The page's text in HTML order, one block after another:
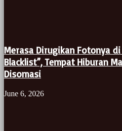
Merasa Dirugikan Fotonya di
Blacklist”, Tempat Hiburan
Disomasi
June 6, 2026